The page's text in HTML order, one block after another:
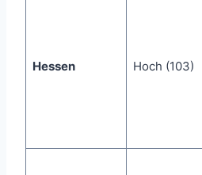
Hessen Hoch (103)